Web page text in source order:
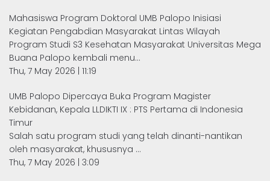
Mahasiswa Program Doktoral UMB Palopo Inisiasi
Kegiatan Pengabdian Masyarakat Lintas Wilayah
Program Studi S3 Kesehatan Masyarakat Universitas Mega
Buana Palopo kembali menu...
Thu, 7 May 2026 | 11:19
UMB Palopo Dipercaya Buka Program Magister
Kebidanan, Kepala LLDIKTI IX : PTS Pertama di Indonesia
Timur
Salah satu program studi yang telah dinanti-nantikan
oleh masyarakat, khususnya ...
Thu, 7 May 2026 | 3:09